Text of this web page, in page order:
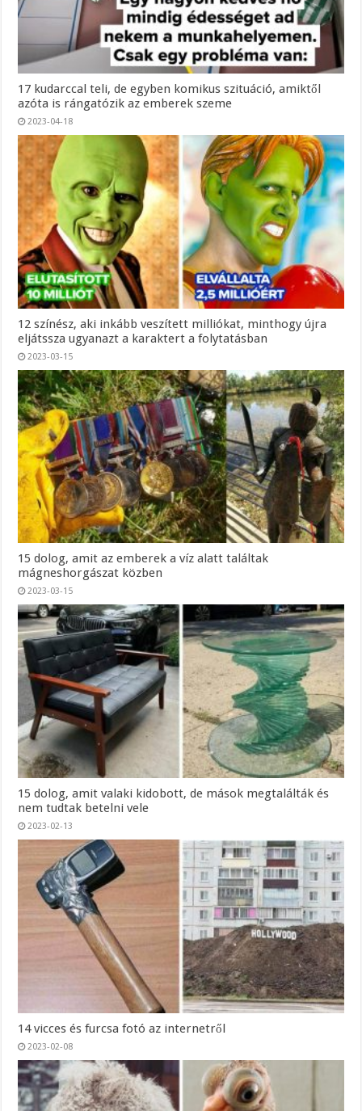
17 kudarccal teli, de egyben komikus szituáció, amiktől
azóta is rángatózik az emberek szeme
2023-04-18
12 színész, aki inkább veszített milliókat, minthogy újra
eljátssza ugyanazt a karaktert a folytatásban
2023-03-15
15 dolog, amit az emberek a víz alatt találtak
mágneshorgászat közben
2023-03-15
15 dolog, amit valaki kidobott, de mások megtalálták és
nem tudtak betelni vele
2023-02-13
14 vicces és furcsa fotó az internetről
2023-02-08